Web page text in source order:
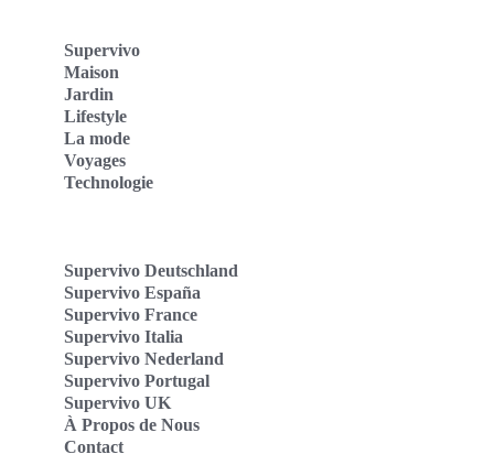
Supervivo
Maison
Jardin
Lifestyle
La mode
Voyages
Technologie
Supervivo Deutschland
Supervivo España
Supervivo France
Supervivo Italia
Supervivo Nederland
Supervivo Portugal
Supervivo UK
À Propos de Nous
Contact